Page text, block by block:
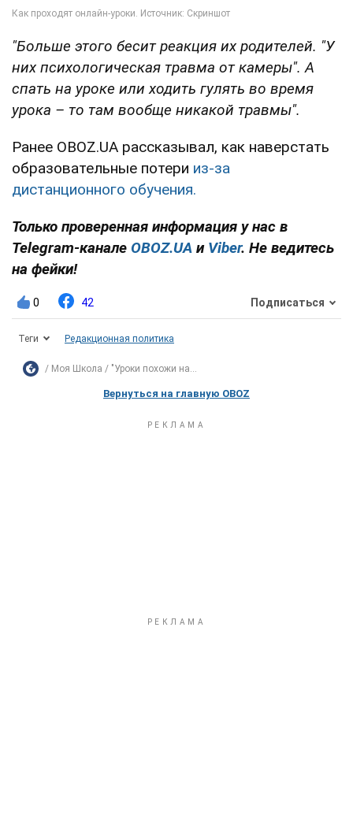
"Больше этого бесит реакция их родителей. "У
них психологическая травма от камеры". А
спать на уроке или ходить гулять во время
урока – то там вообще никакой травмы".
Ранее OBOZ.UA рассказывал, как наверстать
образовательные потери из-за
дистанционного обучения.
Только проверенная информация у нас в
Telegram-канале OBOZ.UA и Viber. Не ведитесь
на фейки!
0 42 Подписаться
Теги Редакционная политика
Моя Школа "Уроки похожи на...
Вернуться на главную OBOZ